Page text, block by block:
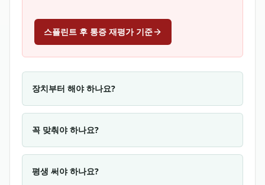
스플린트 후 통증 재평가 기준
장치부터 해야 하나요?
꼭 맞춰야 하나요?
평생 써야 하나요?